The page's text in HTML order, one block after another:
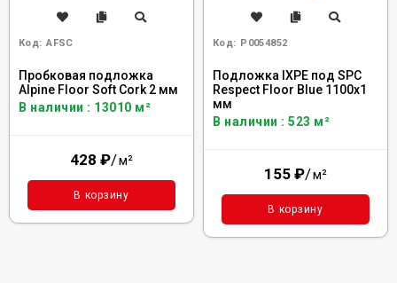
Код: AFSC
Пробковая подложка
Alpine Floor Soft Cork 2 мм
В наличии : 13010 м²
428 ₽/м²
В корзину
Код: Р0054852
Подложка IXPE под SPC
Respect Floor Blue 1100х1
мм
В наличии : 523 м²
155 ₽/м²
В корзину